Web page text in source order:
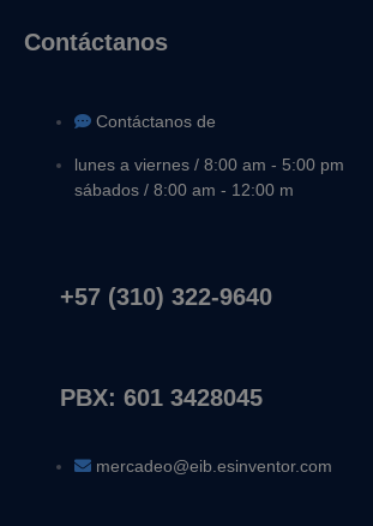
Contáctanos
Contáctanos de
lunes a viernes / 8:00 am - 5:00 pm
sábados / 8:00 am - 12:00 m
+57 (310) 322-9640
PBX: 601 3428045
mercadeo@eib.esinventor.com